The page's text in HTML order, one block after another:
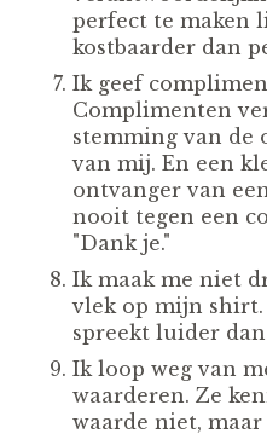
perfect te maken
kostbaarder dan
Ik geef
Complimenten
stemming van de
van mij. En een
ontvanger van
nooit tegen een
"Dank je."
Ik maak me niet
vlek op mijn
spreekt luider
Ik loop weg van
waarderen. Ze
waarde niet, maar